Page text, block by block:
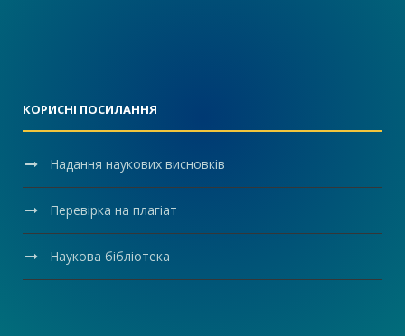
КОРИСНІ ПОСИЛАННЯ
Надання наукових висновків
Перевірка на плагіат
Наукова бібліотека